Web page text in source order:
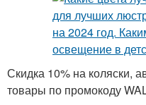
Скидка 10% на коляски,
товары по промокоду